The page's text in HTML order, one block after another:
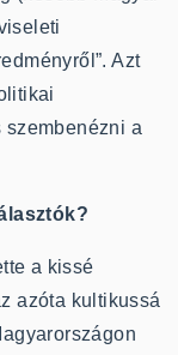
Azt
a
a kissé
azóta kultikussá